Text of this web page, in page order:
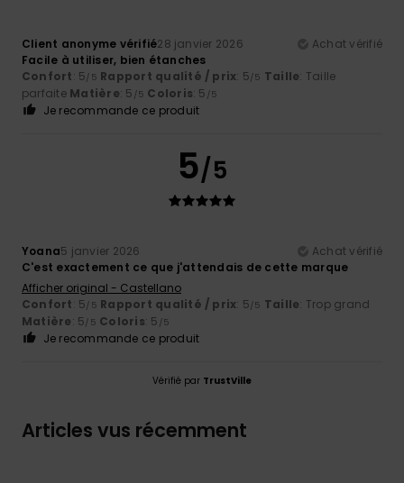
Client anonyme vérifié28 janvier 2026
Achat vérifié
Facile à utiliser, bien étanches
Confort: 5/5 Rapport qualité / prix: 5/5 Taille: Taille
parfaite Matière: 5 /5 Coloris: 5 /5
Je recommande ce produit
5/5
Yoana5 janvier 2026
Achat vérifié
C'est exactement ce que j'attendais de cette marque
Afficher original - Castellano
Confort: 5/5 Rapport qualité / prix: 5/5 Taille: Trop grand
Matière: 5/5 Coloris: 5 /5
Je recommande ce produit
Vérifié par TrustVille
Articles vus récemment